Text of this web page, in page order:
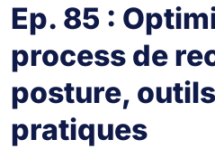
Ep. 85 :
process de
posture,
pratiques